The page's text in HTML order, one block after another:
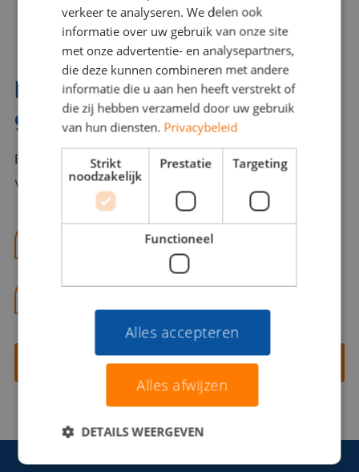
Interesse? Benno helpt je
graag verder!
Bel of mail Benno met al jouw vragen. Benno staat
voor je klaar en helpt je graag!
benno@viajou.nl
Contact opnemen
verkeer te analyseren. We delen ook
informatie over uw gebruik van onze site
met onze advertentie- en analysepartners,
die deze kunnen combineren met andere
informatie die u aan hen heeft verstrekt of
die zij hebben verzameld door uw gebruik
van hun diensten. Privacybeleid
Strikt
noodzakelijk
Prestatie Targeting
Functioneel
Alles accepteren
Alles afwijzen
DETAILS WEERGEVEN